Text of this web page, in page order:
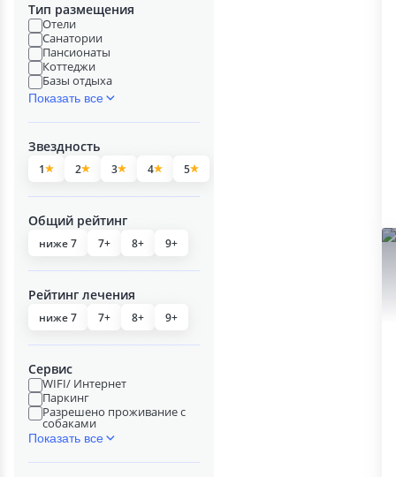
Тип размещения
Отели
Санатории
Пансионаты
Коттеджи
Базы отдыха
Показать все
Звездность
1 2 3 4 5
Общий рейтинг
ниже 7 7+ 8+ 9+
Рейтинг лечения
ниже 7 7+ 8+ 9+
Сервис
WIFI/ Интернет
Паркинг
Разрешено проживание с
собаками
Показать все